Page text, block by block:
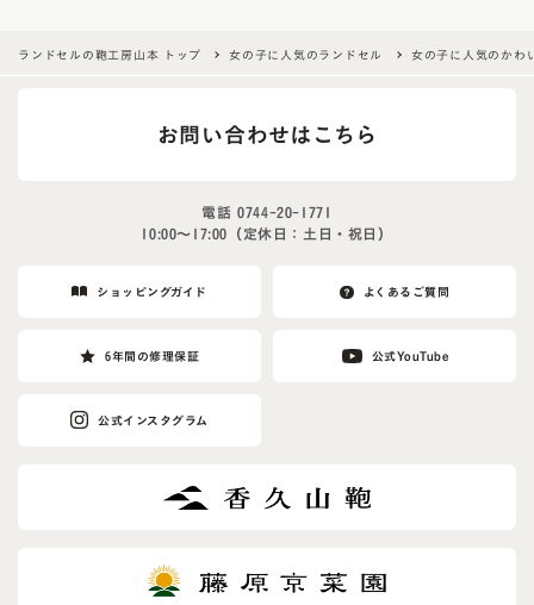
ランドセルの鞄工房山本 トップ 女の子に人気のランドセル 女の子に人気のかわ
お問い合わせはこちら
電話0744-20-1771
10:00〜17:00（定休日：土日・祝日）
ショッピングガイド よくあるご質問
6年間の修理保証 公式YouTube
公式インスタグラム